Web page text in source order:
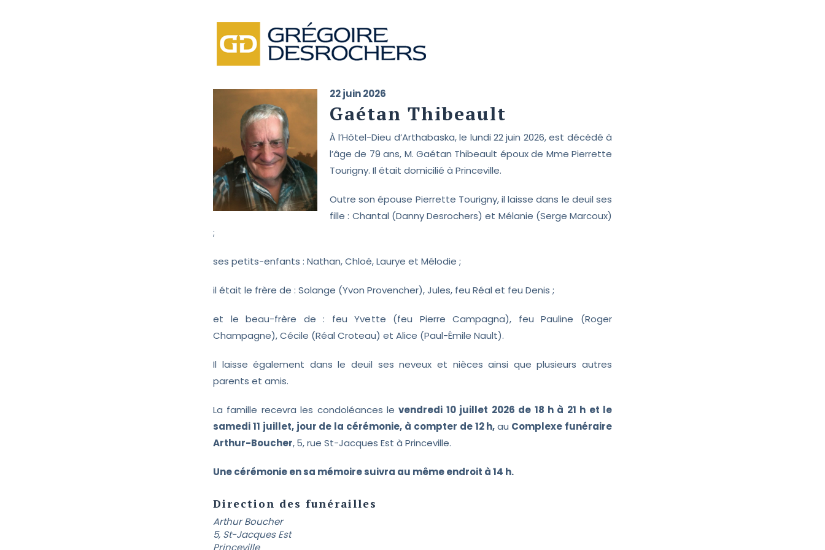
22 juin 2026
Gaétan Thibeault
À l’Hôtel-Dieu d’Arthabaska, le lundi 22 juin 2026, est décédé à
l’âge de 79 ans, M. Gaétan Thibeault époux de Mme Pierrette
Tourigny. Il était domicilié à Princeville.
Outre son épouse Pierrette Tourigny, il laisse dans le deuil ses
fille : Chantal (Danny Desrochers) et Mélanie (Serge Marcoux)
;
ses petits-enfants : Nathan, Chloé, Laurye et Mélodie ;
il était le frère de : Solange (Yvon Provencher), Jules, feu Réal et feu Denis ;
et le beau-frère de : feu Yvette (feu Pierre Campagna), feu Pauline (Roger
Champagne), Cécile (Réal Croteau) et Alice (Paul-Émile Nault).
Il laisse également dans le deuil ses neveux et nièces ainsi que plusieurs autres
parents et amis.
La famille recevra les condoléances levendredi 10 juillet 2026 de 18 h à 21 h et le
samedi 11 juillet, jour de la cérémonie, à compter de 12 h,au Complexe funéraire
Arthur-Boucher,5, rue St-Jacques Est à Princeville.
Une cérémonie en sa mémoire suivra au même endroit à 14 h.
Direction des funérailles
Arthur Boucher
5, St-Jacques Est
Princeville